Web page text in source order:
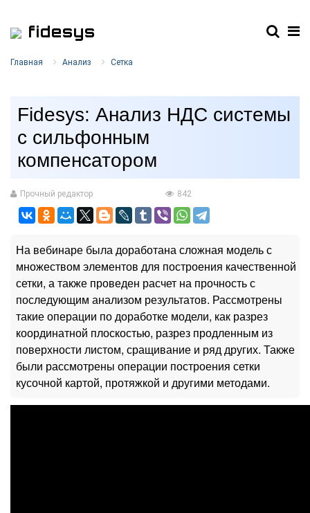
fidesys
Главная Анализ Сетка
Fidesys: Анализ НДС системы
с сильфонным
компенсатором
Прочный редактор 842
На вебинаре была доработана сложная модель с
множеством элементов для построения качественной
сетки, а также проведен расчет на прочность с
последующим анализом результатов. Рассмотрены
такие операции по доработке модели, как разрез
координатной плоскостью, разрез продленным из
поверхности листом, сращивание и ряд других. Также
были рассмотрены операции построения сетки
кусочной картой, протяжкой и другими методами.